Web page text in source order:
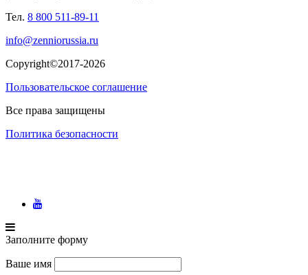
Тел. 8 800 511-89-11
info@zenniorussia.ru
Copyright©2017-2026
Пользовательское соглашение
Все права защищены
Политика безопасности
Заполните форму
Ваше имя